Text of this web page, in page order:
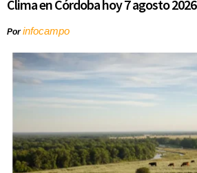
Clima en Córdoba hoy 7 agosto 2026
Porinfocampo